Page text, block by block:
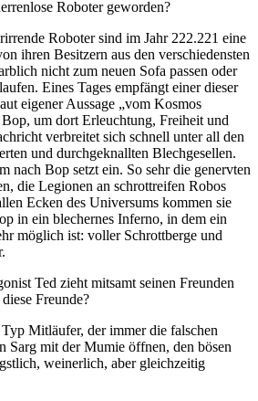
Roboter geworden?
Roboter sind im Jahr 222.221 eine
ihren Besitzern aus den verschiedensten
nicht zum neuen Sofa passen oder
Eines Tages empfängt einer dieser
eigener Aussage „vom Kosmos
um dort Erleuchtung, Freiheit und
verbreitet sich schnell unter all den
und durchgeknallten Blechgesellen.
nach Bop setzt ein. So sehr die genervten
die Legionen an schrottreifen Robos
Ecken des Universums kommen sie
in ein blechernes Inferno, in dem ein
möglich ist: voller Schrottberge und
Ted zieht mitsamt seinen Freunden
Freunde?
Mitläufer, der immer die falschen
Sarg mit der Mumie öffnen, den bösen
weinerlich, aber gleichzeitig